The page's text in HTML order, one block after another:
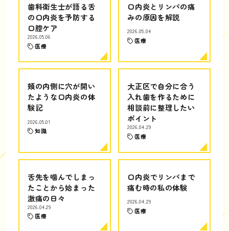
歯科衛生士が語る舌
の口内炎を予防する
口腔ケア
2026.05.06
医療
口内炎とリンパの痛
みの原因を解説
2026.05.04
医療
頬の内側に穴が開い
たような口内炎の体
験記
2026.05.01
知識
大正区で自分に合う
入れ歯を作るために
相談前に整理したい
ポイント
2026.04.29
医療
舌先を噛んでしまっ
たことから始まった
激痛の日々
2026.04.29
医療
口内炎でリンパまで
痛む時の私の体験
2026.04.29
医療